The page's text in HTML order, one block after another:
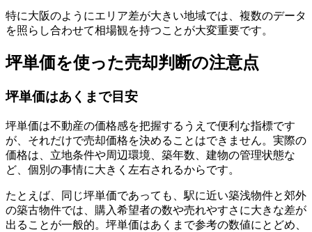
特に大阪のようにエリア差が大きい地域では、複数のデータ
を照らし合わせて相場観を持つことが大変重要です。
坪単価を使った売却判断の注意点
坪単価はあくまで目安
坪単価は不動産の価格感を把握するうえで便利な指標です
が、それだけで売却価格を決めることはできません。実際の
価格は、立地条件や周辺環境、築年数、建物の管理状態な
ど、個別の事情に大きく左右されるからです。
たとえば、同じ坪単価であっても、駅に近い築浅物件と郊外
の築古物件では、購入希望者の数や売れやすさに大きな差が
出ることが一般的。坪単価はあくまで参考の数値にとどめ、